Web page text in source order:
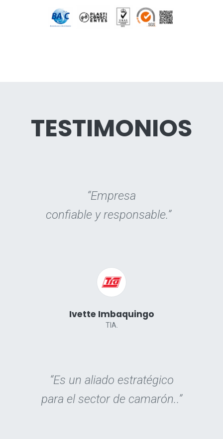
TESTIMONIOS
“Empresa
confiable y responsable.”
Ivette Imbaquingo
TIA.
“Es un aliado estratégico
para el sector de camarón..”